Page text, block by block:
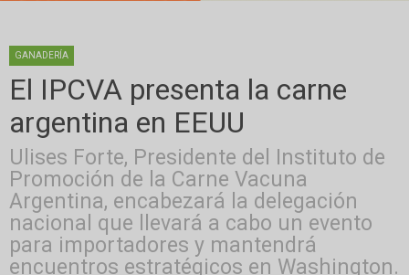
GANADERÍA
El IPCVA presenta la carne
argentina en EEUU
Ulises Forte, Presidente del Instituto de
Promoción de la Carne Vacuna
Argentina, encabezará la delegación
nacional que llevará a cabo un evento
para importadores y mantendrá
encuentros estratégicos en Washington.